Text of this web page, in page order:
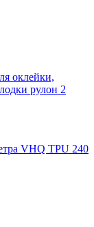
VHQ TPU 240